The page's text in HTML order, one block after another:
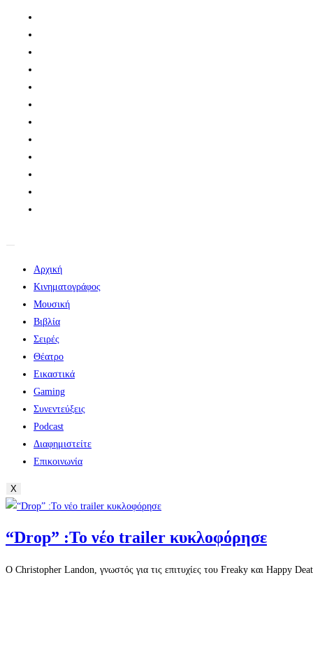
Αρχική
Κινηματογράφος
Μουσική
Βιβλία
Σειρές
Θέατρο
Εικαστικά
Gaming
Συνεντεύξεις
Podcast
Διαφημιστείτε
Επικοινωνία
X
“Drop” :Το νέο trailer κυκλοφόρησε
Ο Christopher Landon, γνωστός για τις επιτυχίες του Freaky και Happy